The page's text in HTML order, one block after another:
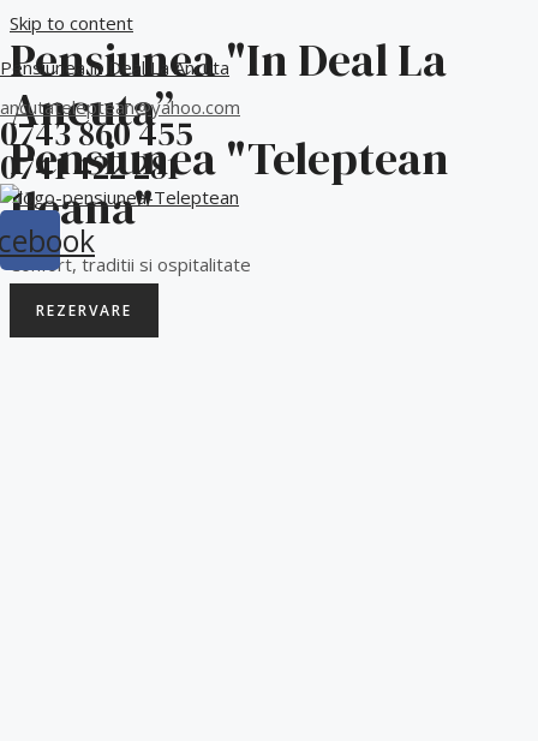
Skip to content
Pensiunea in Deal La Ancuta
ancutateleptean@yahoo.com
0743 860 455
0741 422 281
Pensiunea "In Deal La
Ancuta”
Pensiunea "Teleptean
Ileana"
Confort, traditii si ospitalitate
REZERVARE